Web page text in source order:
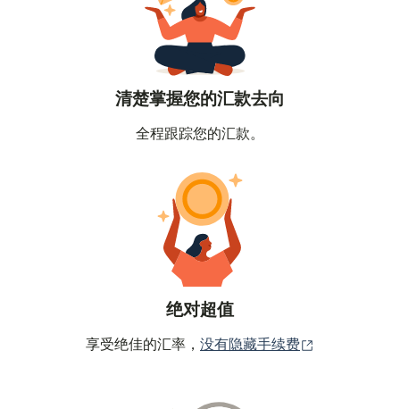
清楚掌握您的汇款去向
全程跟踪您的汇款。
绝对超值
享受绝佳的汇率， 没有隐藏手续费